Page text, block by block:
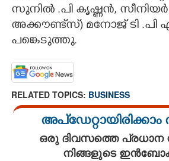
സുനിൽ .പി കൃഷ്ണൻ, സീനിയർ
അക്കൗണ്ട്സ്) മനോജ് ടി .പി
പങ്കെടുത്തു.
RELATED TOPICS: BUSINESS
ഒരു ദിവസത്തെ പ്രധാന
നിങ്ങളുടെ